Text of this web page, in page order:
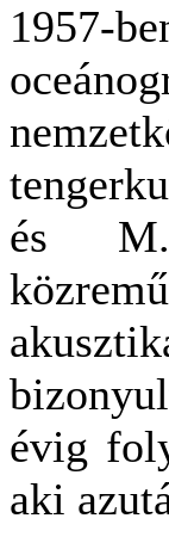
1957-
és M.
évig
aki